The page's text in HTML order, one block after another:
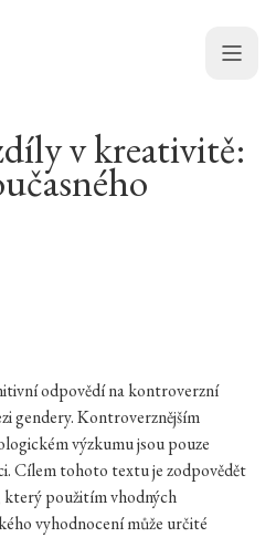
Menu
v kreativitě:
odpovědí na kontroverzní
gendery. Kontroverznějším
výzkumu jsou pouze
Cílem tohoto textu je zodpovědět
který použitím vhodných
vyhodnocení může určité